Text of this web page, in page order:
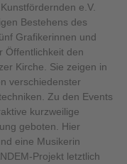
e.V.
Bestehens des
Grafikerinnen und
Öffentlichkeit den
Kirche. Sie zeigen in
verschiedenster
Zu den Events
kurzweilige
geboten. Hier
eine Musikerin
Projekt letztlich